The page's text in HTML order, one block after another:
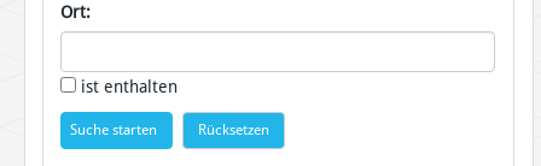
Ort:
ist enthalten